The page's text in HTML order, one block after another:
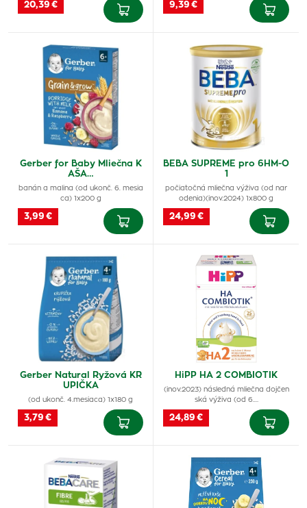
20,39 € 9,39 €
Gerber for Baby Mliečna K
AŠA…
banán a malina (od ukonč. 6. mesia
ca) 1x200 g
3,99 €
BEBA SUPREME pro 6HM-O
1
počiatočná mliečna výživa (od nar
odenia)(inov.2024) 1x800 g
24,99 €
Gerber Natural Ryžová KR
UPIČKA
(od ukonč. 4.mesiaca) 1x180 g
3,79 €
HiPP HA 2 COMBIOTIK
(inov.2023) následná mliečna dojčen
ská výživa (od 6.…
24,89 €